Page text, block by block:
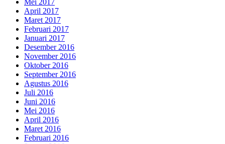
Mei 2017
April 2017
Maret 2017
Februari 2017
Januari 2017
Desember 2016
November 2016
Oktober 2016
September 2016
Agustus 2016
Juli 2016
Juni 2016
Mei 2016
April 2016
Maret 2016
Februari 2016